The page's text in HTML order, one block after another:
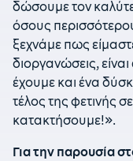
δώσουμε τον
όσους
ξεχνάμε πως
διοργανώσεις,
έχουμε και ένα
τέλος της φετινής
κατακτήσουμε!».
Για την παρουσία